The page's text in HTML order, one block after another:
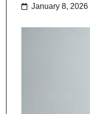
January 8, 2026